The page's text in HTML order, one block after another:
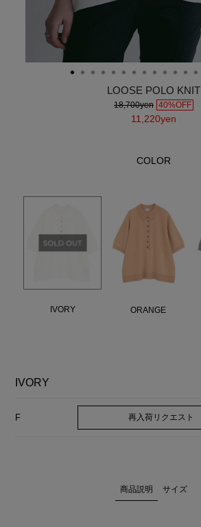
LOOSE POLO KNIT
18,700yen 40%OFF
11,220yen
COLOR
IVORY ORANGE
IVORY
F 再入荷リクエスト
商品説明 サイズ